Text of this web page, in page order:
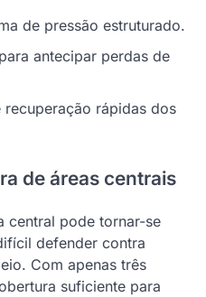
de pressão estruturado.
antecipar perdas de
rápidas dos
de áreas centrais
central pode tornar-se
defender contra
Com apenas três
suficiente para